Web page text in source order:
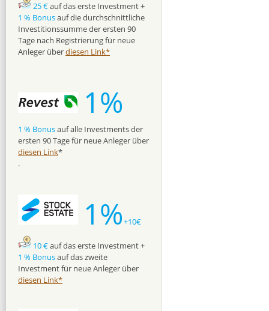
25 €auf das erste Investment +
1 % Bonusauf die durchschnittliche
Investitionssumme der ersten 90
Tage nach Registrierung für neue
Anleger überdiesen Link*
1%
1 % Bonusauf alle Investments der
ersten 90 Tage für neue Anleger über
diesen Link*
.
1%+10€
10 €auf das erste Investment +
1 % Bonusauf das zweite
Investment für neue Anleger über
diesen Link*